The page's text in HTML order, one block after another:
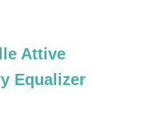
Attive
Equalizer